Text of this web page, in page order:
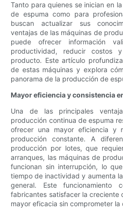
Tanto para quienes se inician en
de espuma como para
buscan actualizar sus
ventajas de las máquinas de
puede ofrecer información
productividad, reducir costos
producto. Este artículo
de estas máquinas y explora
panorama de la producción de
Mayor eficiencia y consistencia
Una de las principales
producción continua de espuma
ofrecer una mayor eficiencia y
producción constante. A
producción por lotes, que
arranques, las máquinas de
funcionan sin interrupción, lo
tiempo de inactividad y aumenta
general. Este funcionamiento
fabricantes satisfacer la creciente
mayor eficacia sin comprometer la